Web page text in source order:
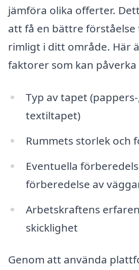
jämföra olika offerter.
att få en bättre förståelse
rimligt i ditt område. Här
faktorer som kan
Typ av tapet
textiltapet)
Rummets storlek och
Eventuella
förberedelse av
Arbetskraftens
skicklighet
Genom att använda